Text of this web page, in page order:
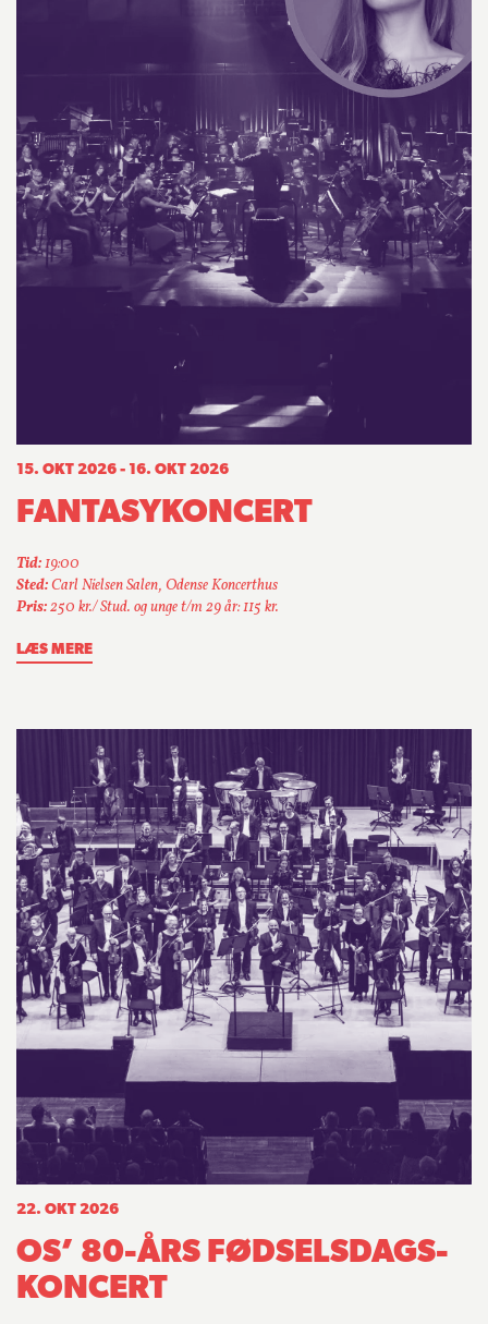
15. OKT 2026 - 16. OKT 2026
FANTASYKONCERT
Tid:19:00
Sted:Carl Nielsen Salen, Odense Koncerthus
Pris:250 kr./ Stud. og unge t/m 29 år: 115 kr.
LÆS MERE
22. OKT 2026
OS’ 80-ÅRS FØDSELSDAGS­
KONCERT